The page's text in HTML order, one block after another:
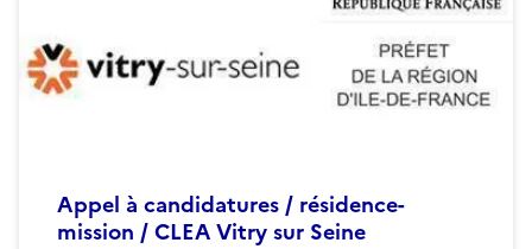
Appel à candidatures / résidence-
mission / CLEA Vitry sur Seine